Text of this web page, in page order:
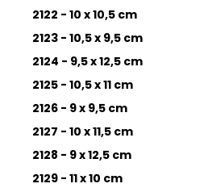
2122 - 10 x 10,5 cm
2123 - 10,5 x 9,5 cm
2124 - 9,5 x 12,5 cm
2125 - 10,5 x 11 cm
2126 - 9 x 9,5 cm
2127 - 10 x 11,5 cm
2128 - 9 x 12,5 cm
2129 - 11 x 10 cm